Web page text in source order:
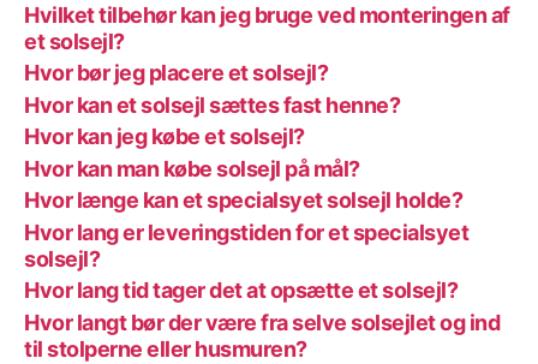
Hvilket tilbehør kan jeg bruge ved monteringen af
et solsejl?
Hvor bør jeg placere et solsejl?
Hvor kan et solsejl sættes fast henne?
Hvor kan jeg købe et solsejl?
Hvor kan man købe solsejl på mål?
Hvor længe kan et specialsyet solsejl holde?
Hvor lang er leveringstiden for et specialsyet
solsejl?
Hvor lang tid tager det at opsætte et solsejl?
Hvor langt bør der være fra selve solsejlet og ind
til stolperne eller husmuren?